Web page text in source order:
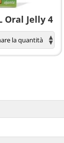
Oral Jelly 4